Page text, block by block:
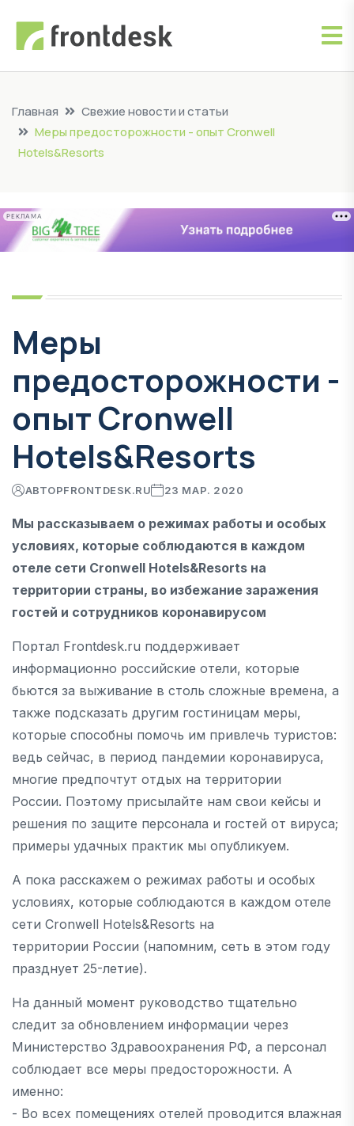
Главная
Свежие новости и статьи
Меры предосторожности - опыт Cronwell
Hotels&Resorts
РЕКЛАМА
Меры
предосторожности -
опыт Cronwell
Hotels&Resorts
АВТОРFRONTDESK.RU 23 МАР. 2020
Мы рассказываем о режимах работы и особых
условиях, которые соблюдаются в каждом
отеле сети Cronwell Hotels&Resorts на
территории страны, во избежание заражения
гостей и сотрудников коронавирусом
Портал Frontdesk.ru поддерживает
информационно российские отели, которые
бьются за выживание в столь сложные времена, а
также подсказать другим гостиницам меры,
которые способны помочь им привлечь туристов:
ведь сейчас, в период пандемии коронавируса,
многие предпочтут отдых на территории
России. Поэтому присылайте нам свои кейсы и
решения по защите персонала и гостей от вируса;
примеры удачных практик мы опубликуем.
А пока расскажем о режимах работы и особых
условиях, которые соблюдаются в каждом отеле
сети Cronwell Hotels&Resorts на
территории России (напомним, сеть в этом году
празднует 25-летие).
На данный момент руководство тщательно
следит за обновлением информации через
Министерство Здравоохранения РФ, а персонал
соблюдает все меры предосторожности. А
именно:
- Во всех помещениях отелей проводится влажная